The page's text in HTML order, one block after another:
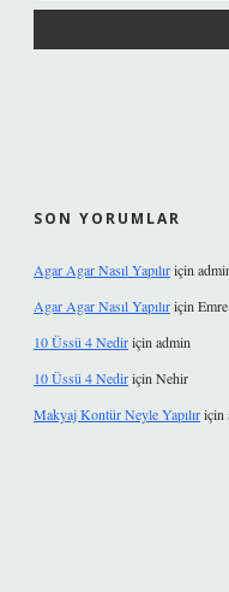
SON YORUMLAR
Agar Agar Nasıl Yapılıriçin
Agar Agar Nasıl Yapılıriçin Emre
10 Üssü 4 Nediriçin admin
10 Üssü 4 Nediriçin Nehir
Makyaj Kontür Neyle Yapılıriçin